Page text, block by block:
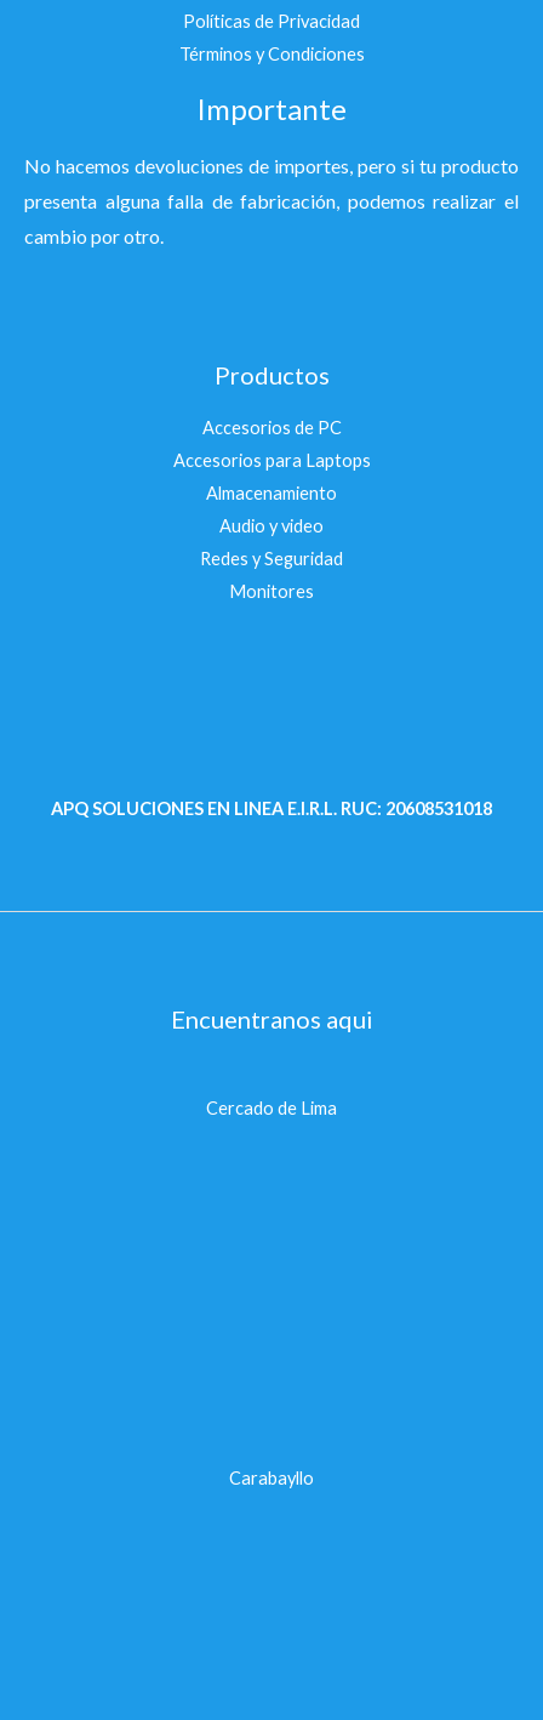
Políticas de Privacidad
Términos y Condiciones
Importante
No hacemos devoluciones de importes, pero si tu producto
presenta alguna falla de fabricación, podemos realizar el
cambio por otro.
Productos
Accesorios de PC
Accesorios para Laptops
Almacenamiento
Audio y video
Redes y Seguridad
Monitores
APQ SOLUCIONES EN LINEA E.I.R.L. RUC: 20608531018
Encuentranos aqui
Cercado de Lima
Carabayllo